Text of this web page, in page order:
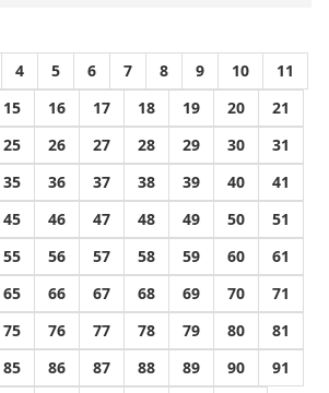
4 5 6 7 8 9 10
11
15 16 17 18 19 20
21
25 26 27 28 29 30
31
35 36 37 38 39 40
41
45 46 47 48 49 50
51
55 56 57 58 59 60
61
65 66 67 68 69 70
71
75 76 77 78 79 80
81
85 86 87 88 89 90
91